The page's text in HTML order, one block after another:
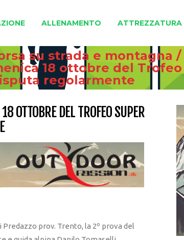
ALLENAMENTO ATTREZZATURA
su strada e montagna /
18 ottobre del
regolarmente
OTTOBRE DEL TROFEO SUPER
prov. Trento, la 2º prova del